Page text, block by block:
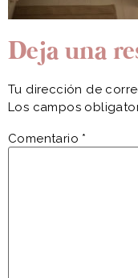
Deja una
Tu dirección de
Los campos
Comentario *